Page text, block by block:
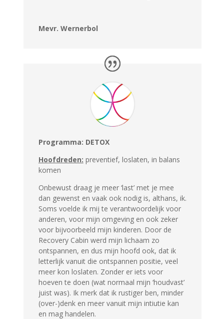
Mevr. Wernerbol
Programma: DETOX
Hoofdreden: preventief, loslaten, in balans
komen
Onbewust draag je meer ‘last’ met je mee
dan gewenst en vaak ook nodig is, althans, ik.
Soms voelde ik mij te verantwoordelijk voor
anderen, voor mijn omgeving en ook zeker
voor bijvoorbeeld mijn kinderen. Door de
Recovery Cabin werd mijn lichaam zo
ontspannen, en dus mijn hoofd ook, dat ik
letterlijk vanuit die ontspannen positie, veel
meer kon loslaten. Zonder er iets voor
hoeven te doen (wat normaal mijn ‘houdvast’
juist was). Ik merk dat ik rustiger ben, minder
(over-)denk en meer vanuit mijn intiutie kan
en mag handelen.